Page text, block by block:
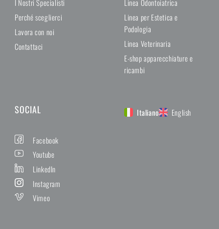
I Nostri Specialisti
Perché sceglierci
Lavora con noi
Contattaci
Linea Odontoiatrica
Linea per Estetica e
Podologia
Linea Veterinaria
E-shop apparecchiature e
ricambi
SOCIAL
Facebook
Youtube
LinkedIn
Instagram
Vimeo
Italiano English